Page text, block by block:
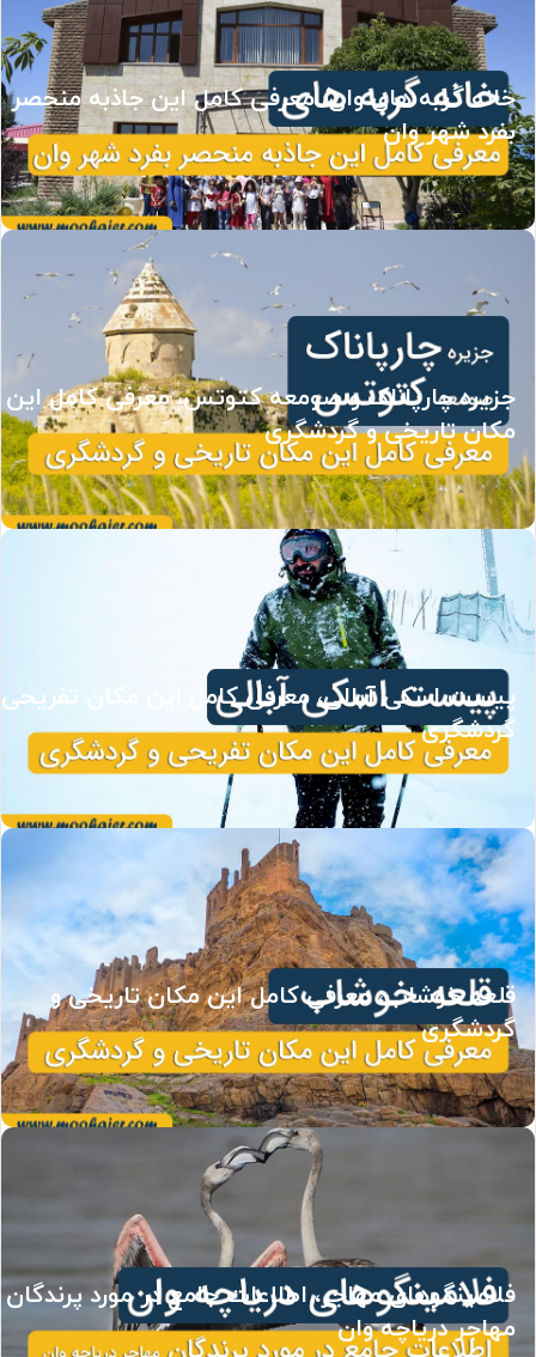
خانه گربه های وان، معرفی کامل این جاذبه منحصر
بفرد شهر وان
جزیره چارپاناک و صومعه کتوتس، معرفی کامل این
مکان تاریخی و گردشگری
پیست اسکی آبالی، معرفی کامل این مکان
گردشگری
قلعه خوشاب، معرفی کامل این مکان تاریخی و
گردشگری
فلامینگوهای مهاجر، اطلاعات جامع در مورد پرندگان
مهاجر دریاچه وان